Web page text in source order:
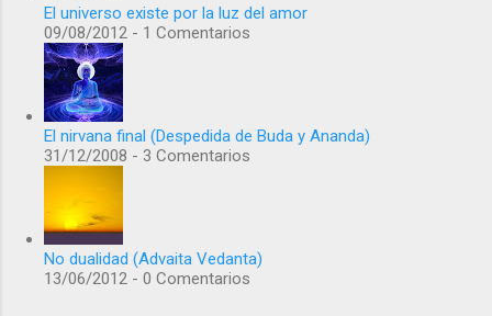
El universo existe por la luz del amor
09/08/2012 - 1 Comentarios
El nirvana final (Despedida de Buda y Ananda)
31/12/2008 - 3 Comentarios
No dualidad (Advaita Vedanta)
13/06/2012 - 0 Comentarios